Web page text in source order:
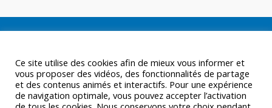
Ce site utilise des cookies afin de mieux vous informer et
vous proposer des vidéos, des fonctionnalités de partage
et des contenus animés et interactifs. Pour une expérience
de navigation optimale, vous pouvez accepter l’activation